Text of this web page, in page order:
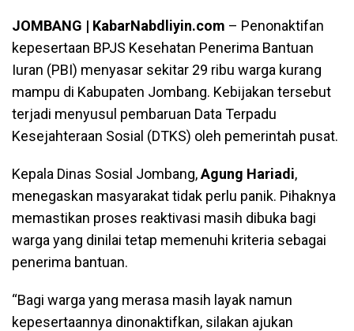
JOMBANG | KabarNabdliyin.com – Penonaktifan
kepesertaan BPJS Kesehatan Penerima Bantuan
Iuran (PBI) menyasar sekitar 29 ribu warga kurang
mampu di Kabupaten Jombang. Kebijakan tersebut
terjadi menyusul pembaruan Data Terpadu
Kesejahteraan Sosial (DTKS) oleh pemerintah pusat.
Kepala Dinas Sosial Jombang,Agung Hariadi,
menegaskan masyarakat tidak perlu panik. Pihaknya
memastikan proses reaktivasi masih dibuka bagi
warga yang dinilai tetap memenuhi kriteria sebagai
penerima bantuan.
“Bagi warga yang merasa masih layak namun
kepesertaannya dinonaktifkan, silakan ajukan